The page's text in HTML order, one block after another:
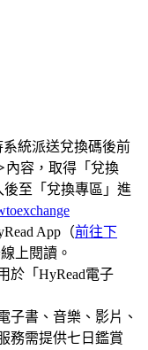
統派送兌換碼後前
內容，取得「兌換
後至「兌換專區」進
App（前往下
上閱讀。
於「HyRead電子
子書、音樂、影片、
務需提供七日鑑賞